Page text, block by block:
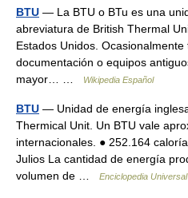
BTU — La BTU o BTu es una
abreviatura de British Thermal
Estados Unidos.
documentación o equipos
mayor… …
Wikipedia Español
BTU — Unidad de energía
Thermical Unit. Un BTU vale
internacionales. ● 252.164
Julios La cantidad de energía
volumen de …
Enciclopedia Universal